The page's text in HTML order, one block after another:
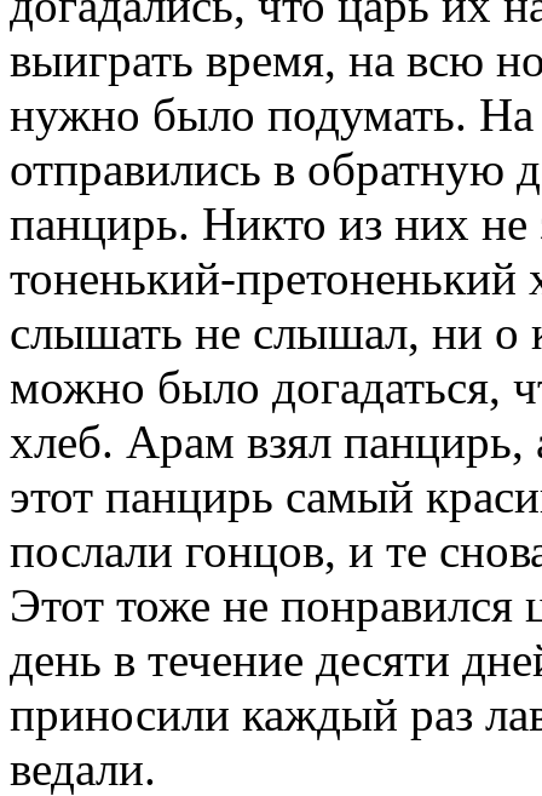
выиграть время, на всю
нужно было подумать. На
отправились в обратную
панцирь. Никто из них не
тоненький-претоненький
слышать не слышал, ни о
можно было догадаться,
хлеб. Арам взял панцирь,
этот панцирь самый
послали гонцов, и те
Этот тоже не
день в течение десяти
приносили каждый раз
ведали.